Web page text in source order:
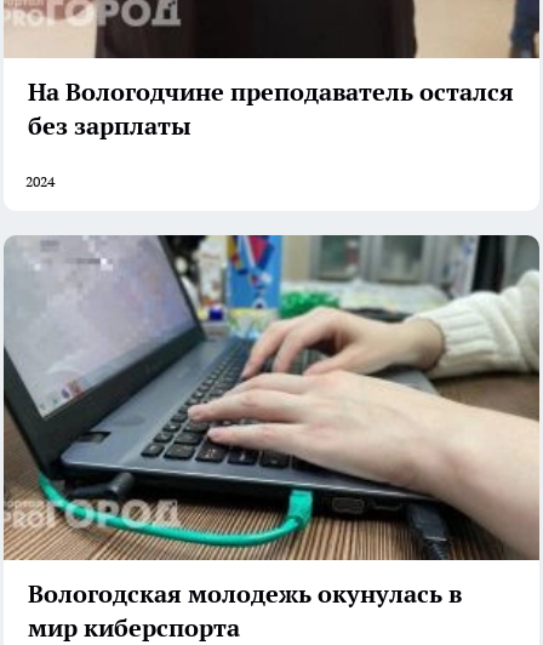
На Вологодчине преподаватель остался
без зарплаты
2024
Вологодская молодежь окунулась в
мир киберспорта